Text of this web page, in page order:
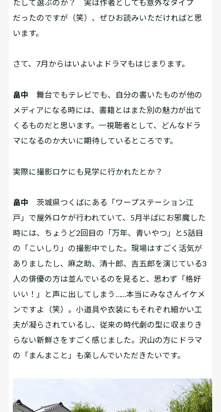
たして選ぶのか？ 実は作者としても意外なタイプ
だったのですが（笑）、ぜひお読みいただければと思
います。
――さて、7月からはいよいよドラマもはじまります。
畠中
舞台でもテレビでも、自分の書いたものが他の
メディアになる時には、書籍とはまた別の魅力が出て
くるものだと思います。一視聴者として、どんなドラ
マになるのか大いに期待しているところです。
――実際に撮影ロケにも見学に行かれたとか？
畠中
茨城県つくばにある「ワープステーション江
戸」で屋外ロケが行われていて、5月半ばにお邪魔した
時には、ちょうど2回目の「万年、青いやつ」と5話目
の「こいしり」の撮影中でした。現場はすごく活気が
ありましたし、麻之助、清十郎、吉五郎を演じている3
人の俳優の方は並んでいるのを見ると、思わず「格好
いい！」と声に出してしまう……本当にみなさんイケメ
ンですよ（笑）。小道具や衣装にもそれぞれ細かい工
夫が凝らされているし、従来の時代劇の型に収まりき
らない新鮮さをすごく感じました。沢山の方にドラマ
の「まんまこと」も楽しんでいただきたいです。